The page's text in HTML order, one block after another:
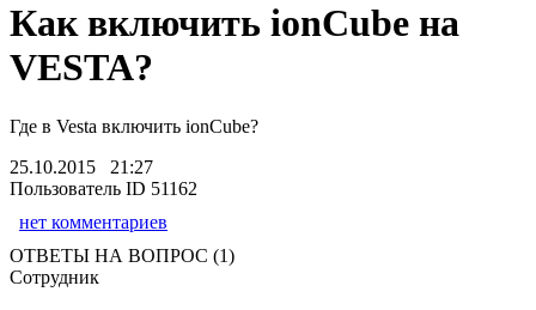
Как включить ionCube на
VESTA?
Где в Vesta включить ionCube?
25.10.2015 21:27
Пользователь ID 51162
нет комментариев
ОТВЕТЫ НА ВОПРОС (1)
Сотрудник